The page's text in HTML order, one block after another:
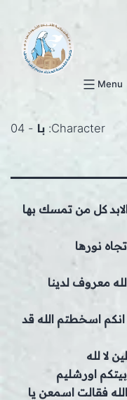
Menu
Character: با - 04
الابد كل من تمسك بها
نورها
معروف لدينا
انكم اسخطتم الله قد
لا لله
اورشليم
فقالت اسمعن يا